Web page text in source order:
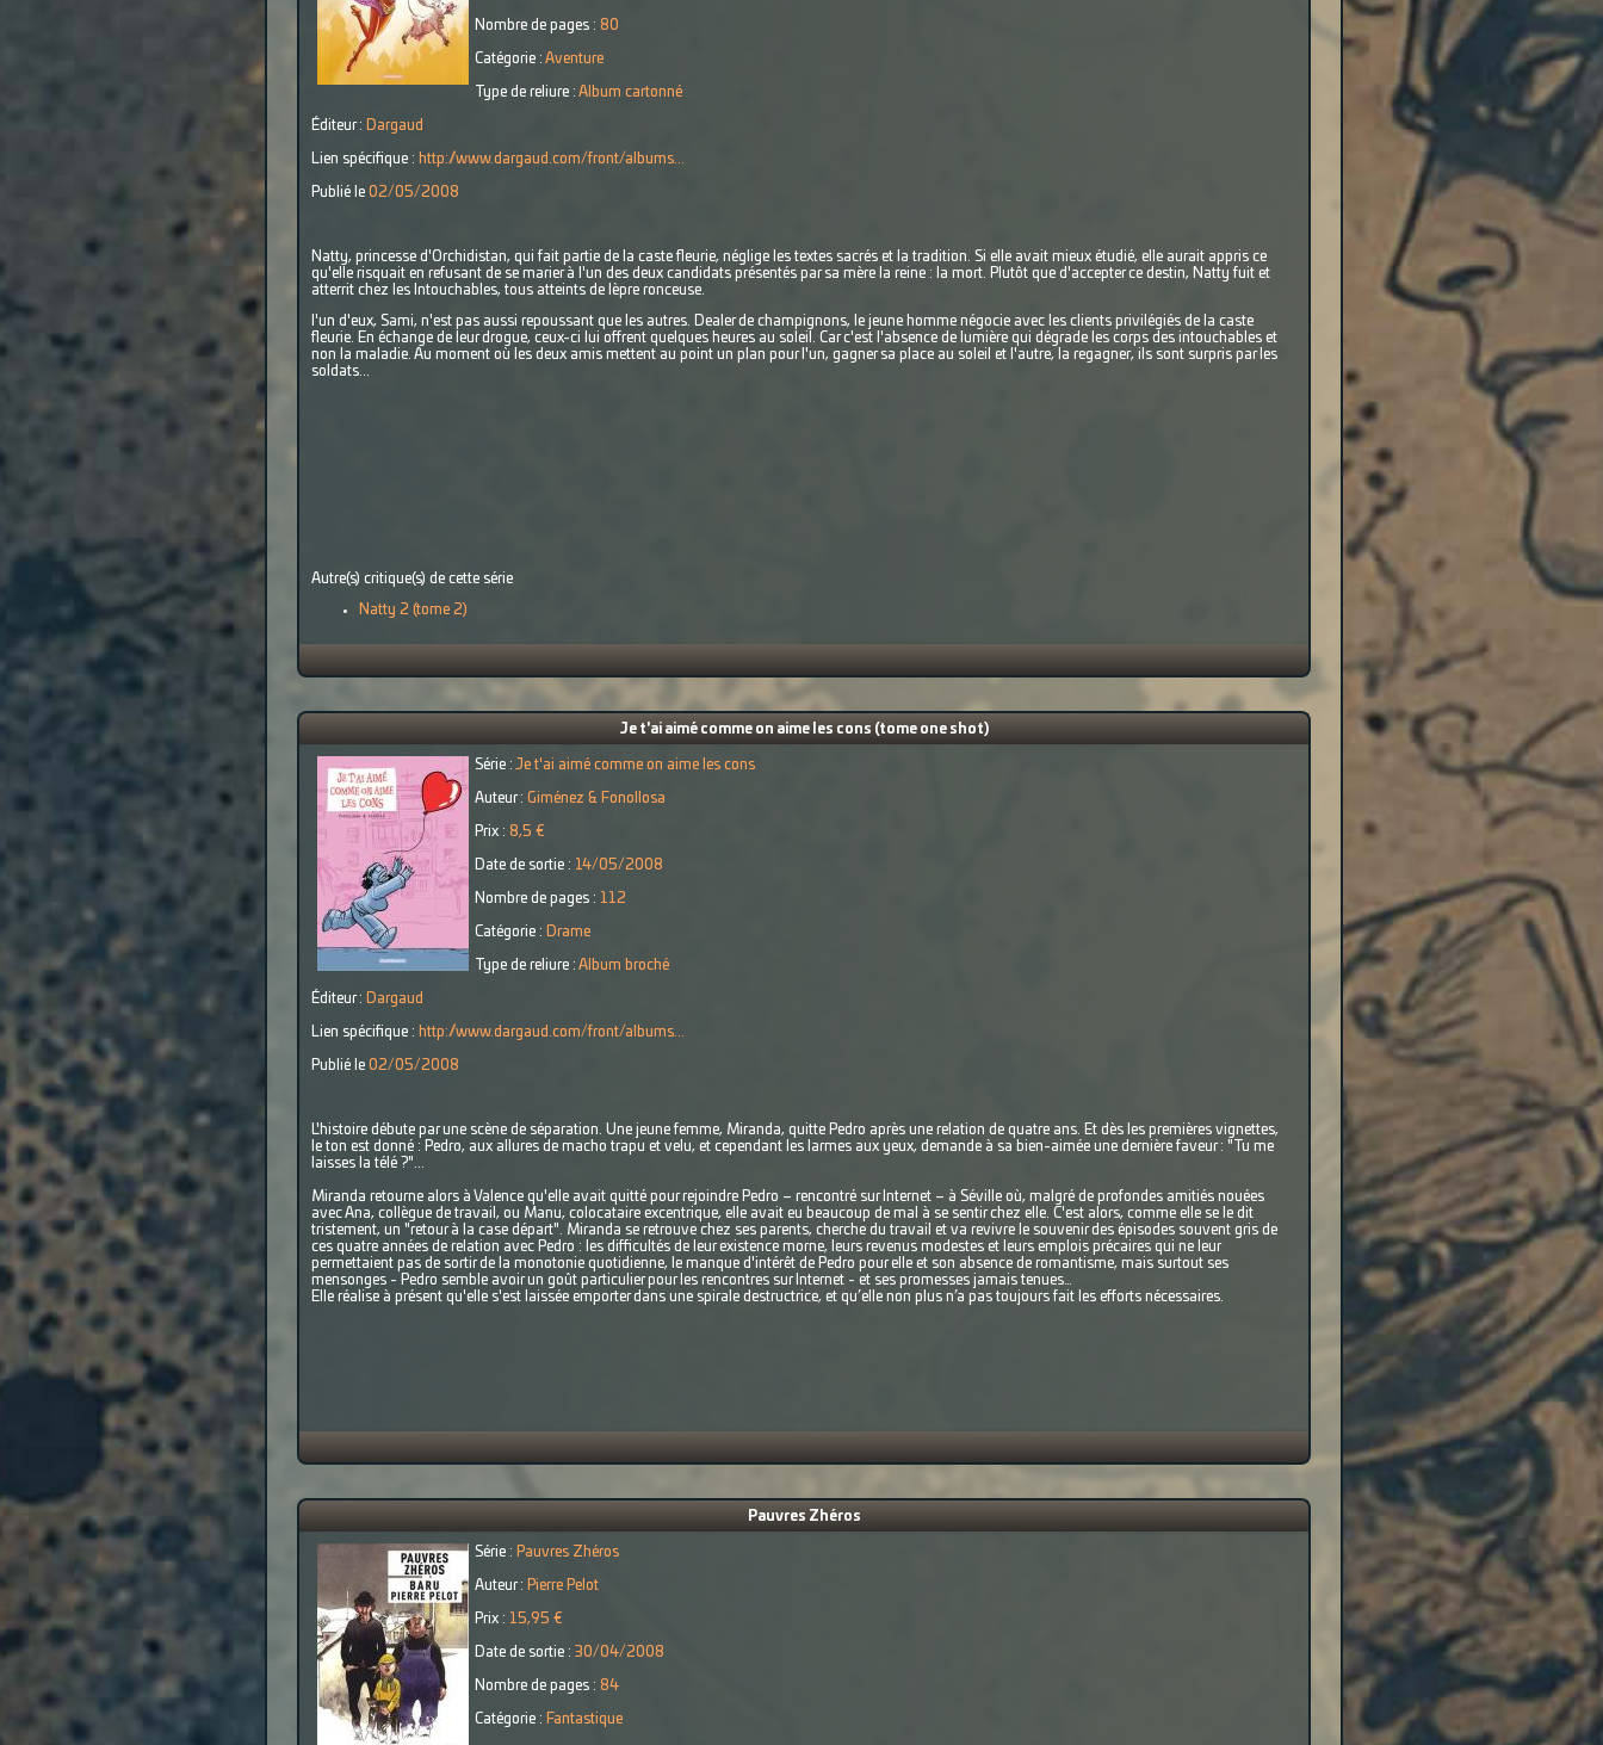
Nombre de pages : 80
Catégorie : Aventure
Type de reliure : Album cartonné
Éditeur : Dargaud
Lien spécifique : http://www.dargaud.com/front/albums...
Publié le 02/05/2008
Natty, princesse d'Orchidistan, qui fait partie de la caste fleurie, néglige les textes sacrés et la tradition. Si elle avait mieux étudié, elle aurait appris ce
qu'elle risquait en refusant de se marier à l'un des deux candidats présentés par sa mère la reine : la mort. Plutôt que d'accepter ce destin, Natty fuit et
atterrit chez les Intouchables, tous atteints de lèpre ronceuse.
l'un d'eux, Sami, n'est pas aussi repoussant que les autres. Dealer de champignons, le jeune homme négocie avec les clients privilégiés de la caste
fleurie. En échange de leur drogue, ceux-ci lui offrent quelques heures au soleil. Car c'est l'absence de lumière qui dégrade les corps des intouchables et
non la maladie. Au moment où les deux amis mettent au point un plan pour l'un, gagner sa place au soleil et l'autre, la regagner, ils sont surpris par les
soldats...
Autre(s) critique(s) de cette série
Natty 2 (tome 2)
Je t'ai aimé comme on aime les cons (tome one shot)
Série : Je t'ai aimé comme on aime les cons
Auteur : Giménez & Fonollosa
Prix : 8,5 €
Date de sortie : 14/05/2008
Nombre de pages : 112
Catégorie : Drame
Type de reliure : Album broché
Éditeur : Dargaud
Lien spécifique : http://www.dargaud.com/front/albums...
Publié le 02/05/2008
L'histoire débute par une scène de séparation. Une jeune femme, Miranda, quitte Pedro après une relation de quatre ans. Et dès les premières vignettes,
le ton est donné : Pedro, aux allures de macho trapu et velu, et cependant les larmes aux yeux, demande à sa bien-aimée une dernière faveur : "Tu me
laisses la télé ?"...
Miranda retourne alors à Valence qu'elle avait quitté pour rejoindre Pedro – rencontré sur Internet – à Séville où, malgré de profondes amitiés nouées
avec Ana, collègue de travail, ou Manu, colocataire excentrique, elle avait eu beaucoup de mal à se sentir chez elle. C'est alors, comme elle se le dit
tristement, un "retour à la case départ". Miranda se retrouve chez ses parents, cherche du travail et va revivre le souvenir des épisodes souvent gris de
ces quatre années de relation avec Pedro : les difficultés de leur existence morne, leurs revenus modestes et leurs emplois précaires qui ne leur
permettaient pas de sortir de la monotonie quotidienne, le manque d'intérêt de Pedro pour elle et son absence de romantisme, mais surtout ses
mensonges - Pedro semble avoir un goût particulier pour les rencontres sur Internet - et ses promesses jamais tenues…
Elle réalise à présent qu'elle s'est laissée emporter dans une spirale destructrice, et qu’elle non plus n’a pas toujours fait les efforts nécessaires.
Pauvres Zhéros
Série : Pauvres Zhéros
Auteur : Pierre Pelot
Prix : 15,95 €
Date de sortie : 30/04/2008
Nombre de pages : 84
Catégorie : Fantastique